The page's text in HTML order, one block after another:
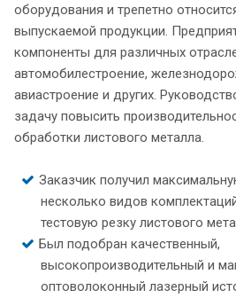
оборудования и трепетно
выпускаемой продукции.
компоненты для различных
автомобилестроение,
авиастроение и других.
задачу повысить
обработки листового металла.
Заказчик получил
несколько видов
тестовую резку листового
Был подобран качественный,
высокопроизводительный и
оптоволоконный лазерный